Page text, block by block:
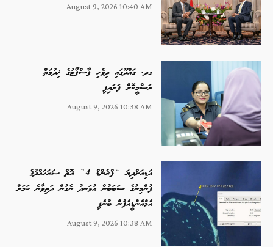
August 9, 2026 10:40 AM
ގދ. ގައްދޫގައި ދިވެހި ޕާސްޕޯޓުގެ ޚިދުމަތް
ރަސްމީކޮށް ފަށައިފި
August 9, 2026 10:38 AM
އަޑިއަށްދިޔަ “ފްރެންޑް 4” އޮތް ސަރަހައްދުގެ
ފުންމިނުގެ ސަބަބުން އުޅަނދު ނެގުން ދަތިވާނެ ކަމަށް
އެމްއެންޑީއެފުން ބުނެފި
August 9, 2026 10:38 AM